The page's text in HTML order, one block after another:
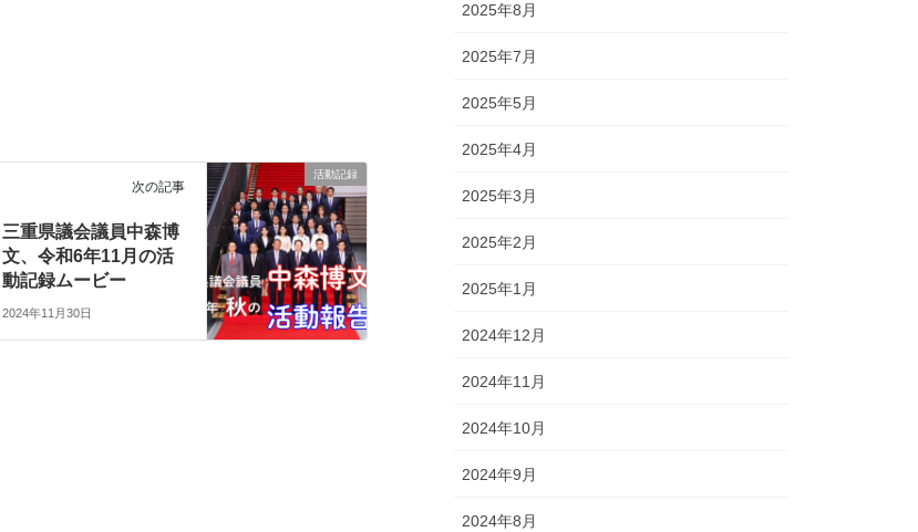
活動記録
次の記事
三重県議会議員中森博
文、令和6年11月の活
動記録ムービー
2024年11月30日
2025年8月
2025年7月
2025年5月
2025年4月
2025年3月
2025年2月
2025年1月
2024年12月
2024年11月
2024年10月
2024年9月
2024年8月